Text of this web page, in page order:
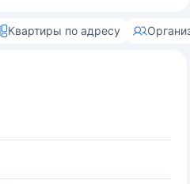
Квартиры по адресу